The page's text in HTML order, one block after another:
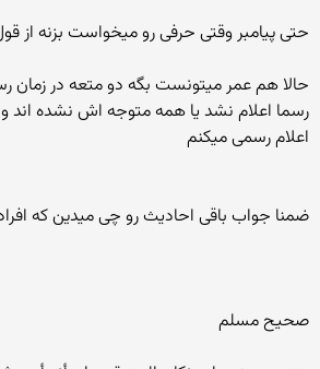
حتی پیامبر وقتی حرفی رو میخواست بزنه
حالا هم عمر میتونست بگه دو متعه در زمان
رسما اعلام نشد یا همه متوجه اش نشده اند و
اعلام رسمی میکنم
ضمنا جواب باقی احادیث رو چی میدین که
صحيح مسلم